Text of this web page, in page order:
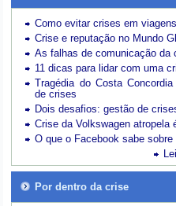
Como evitar crises em
Crise e reputação no Mundo
As falhas de comunicação da
11 dicas para lidar com uma
Tragédia do Costa
de crises
Dois desafios: gestão de
Crise da Volkswagen atropela
O que o Facebook sabe
Por dentro da crise